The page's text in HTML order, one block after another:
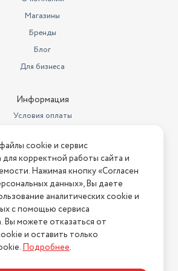
тех, кто ценит:
много места
материалы сборки
для любых блюд
03!
газ-контроль
7200
сменных сопел, шланг
присоединительный
4
(Вт)
1 700
Эмалированная сталь
Gefest
Магазины
Бренды
Блог
Для бизнеса
Информация
Условия оплаты
Условия возврата
на сайте? Напишите нам
магазин "АстМаркет". У нас есть всё!
конфиденциальности
cookie и сервис
корректной работы сайта и
Нажимая кнопку «Согласен
данных», Вы даете
аналитических cookie и
с помощью сервиса
Вы можете отказаться от
и оставить только
Подробнее.